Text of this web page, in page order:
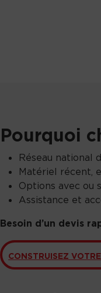
Pourquoi
Réseau national
Matériel récent,
Options avec ou
Assistance et
Besoin d’un devis
CONSTRUISEZ